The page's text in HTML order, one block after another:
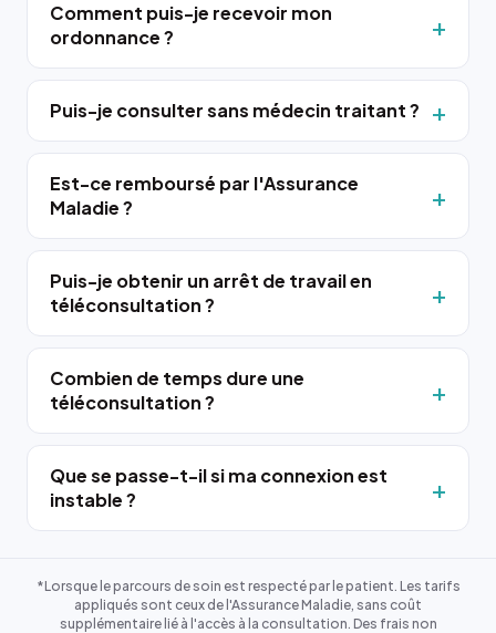
Comment puis-je recevoir mon
ordonnance ?
Puis-je consulter sans médecin traitant ?
Est-ce remboursé par l'Assurance
Maladie ?
Puis-je obtenir un arrêt de travail en
téléconsultation ?
Combien de temps dure une
téléconsultation ?
Que se passe-t-il si ma connexion est
instable ?
*Lorsque le parcours de soin est respecté par le patient. Les tarifs
appliqués sont ceux de l'Assurance Maladie, sans coût
supplémentaire lié à l'accès à la consultation. Des frais non